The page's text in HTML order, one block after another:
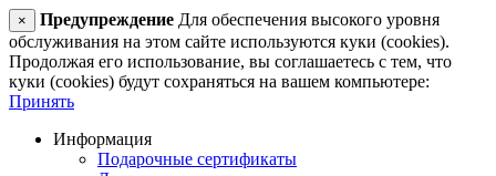
× Предупреждение Для обеспечения высокого уровня
обслуживания на этом сайте используются куки (cookies).
Продолжая его использование, вы соглашаетесь с тем, что
куки (cookies) будут сохраняться на вашем компьютере:
Принять
Информация
Подарочные сертификаты